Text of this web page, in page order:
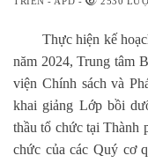
Thực hiện kế hoạch
năm 2024, Trung tâm
viện Chính sách và
khai giảng Lớp bồi
thầu tổ chức tại Thành
chức của các Quý cơ